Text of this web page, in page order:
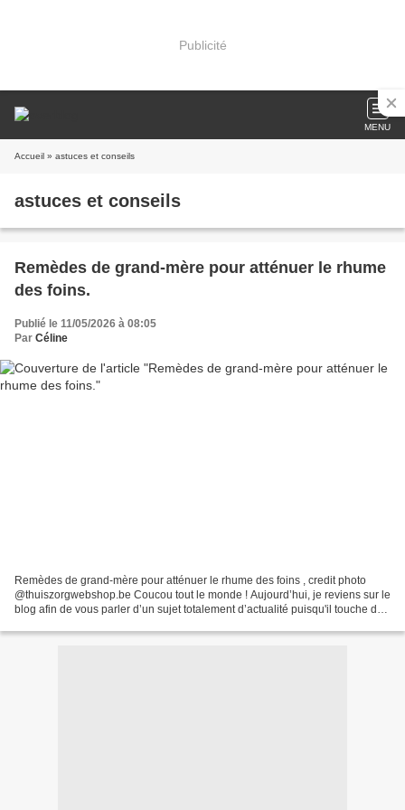
Publicité
MENU
Accueil » astuces et conseils
astuces et conseils
Remèdes de grand-mère pour atténuer le rhume
des foins.
Publié le 11/05/2026 à 08:05
Par Céline
Remèdes de grand-mère pour atténuer le rhume des foins , credit photo
@thuiszorgwebshop.be Coucou tout le monde ! Aujourd’hui, je reviens sur le
blog afin de vous parler d’un sujet totalement d’actualité puisqu'il touche des